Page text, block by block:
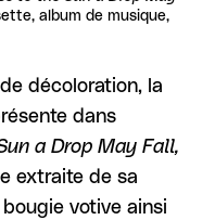
décoloration, la
dans
a Drop May Fall,
extraite de sa
votive ainsi
album de musique,